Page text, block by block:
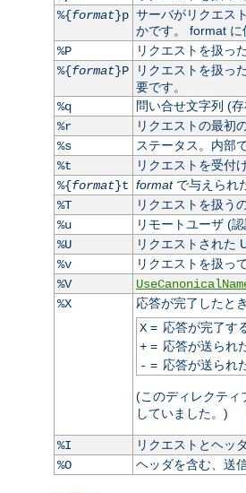
%{format}p サーバがリクエス
かです。 format に
%P
リクエストを扱っ
%{format}P リクエストを扱っ
要です。
%q
問い合せ文字列 (
%r
リクエストの最初
%s
ステータス。内部
%t
リクエストを受付
%{format}t formatで与えられ
%T
リクエストを扱う
%u
リモートユーザ (
%U
リクエストされた
%v
リクエストを扱っ
%V
%X
応答が完了したと
X= 応答が完了す
+= 応答が送られ
- = 応答が送られ
(このディレクティ
していました。)
%I リクエストとヘッ
%O
ヘッダを含む、送